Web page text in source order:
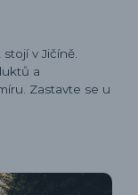
v Jičíně.
a
Zastavte se u